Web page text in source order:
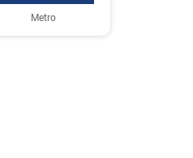
Metro